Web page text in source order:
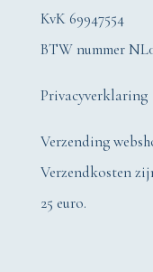
KvK 69947554
BTW nummer
Privacyverklaring
Verzending
Verzendkosten
25 euro.